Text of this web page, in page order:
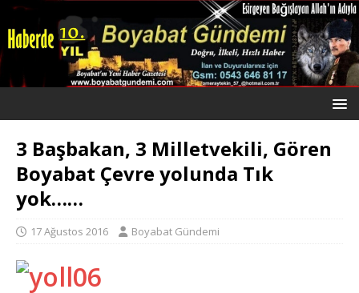
3 Başbakan, 3 Milletvekili, Gören
Boyabat Çevre yolunda Tık
yok……
17 Ağustos 2016 Boyabat Gündemi